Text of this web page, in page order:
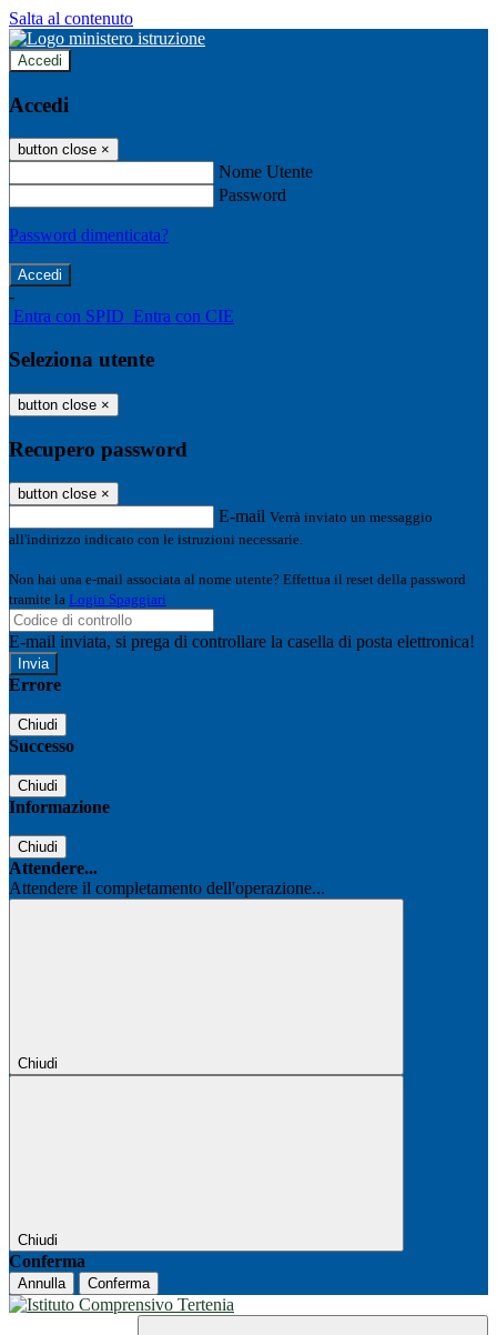
Salta al contenuto
Accedi
Accedi
button close ×
Nome Utente
Password
Password dimenticata?
-
Entra con SPID Entra con CIE
Seleziona utente
button close ×
Recupero password
button close ×
E-mail Verrà inviato un messaggio
all'indirizzo indicato con le istruzioni necessarie.
Non hai una e-mail associata al nome utente? Effettua il reset della password
tramite la Login Spaggiari
E-mail inviata, si prega di controllare la casella di posta elettronica!
Errore
Chiudi
Successo
Chiudi
Informazione
Chiudi
Attendere...
Attendere il completamento dell'operazione...
Chiudi
Chiudi
Conferma
Annulla Conferma